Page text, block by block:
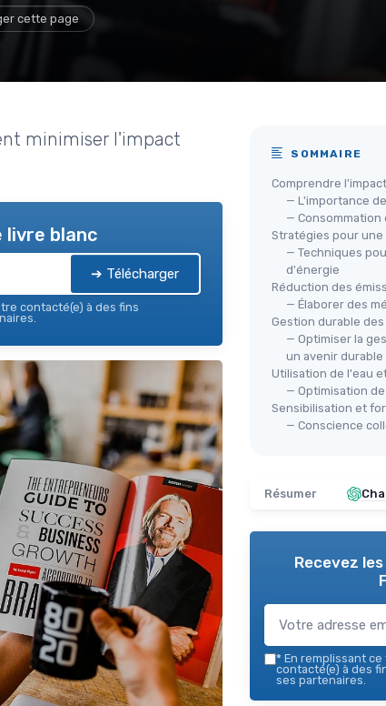
cette page
minimiser l'impact
livre blanc
➔ Télécharger
contacté(e) à des fins
SOMMAIRE
Comprendre
— L'importance
—
Stratégies pour
— Techniques
d'énergie
Réduction des
— Élaborer des
Gestion durable
— Optimiser la
un avenir durable
Utilisation de l'eau
— Optimisation
Sensibilisation et
— Conscience
Résumer
Recevez
* En remplissant ce
contacté(e) à des
ses partenaires.